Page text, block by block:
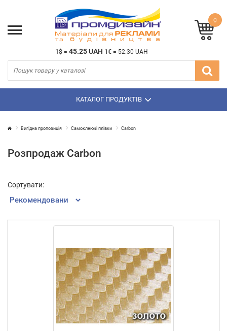
1$ = 45.25 UAH 1€ = 52.30 UAH
0
КАТАЛОГ ПРОДУКТІВ
Вигідна пропозиція Самоклеючі плівки Carbon
Розпродаж Carbon
Сортувати: